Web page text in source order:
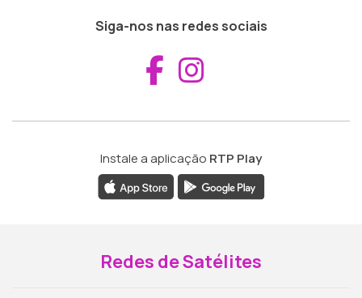
Siga-nos nas redes sociais
Aceder ao
Instale a aplicação RTP Play
Redes de Satélites